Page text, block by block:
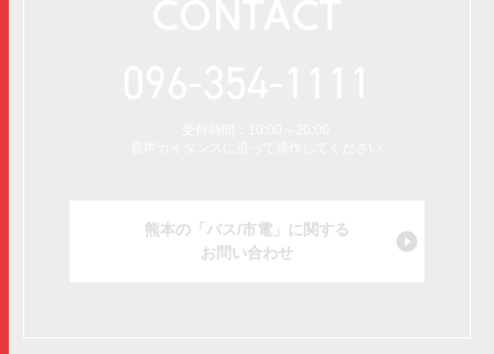
熊本の「バス/市電」に関する
お問い合わせ